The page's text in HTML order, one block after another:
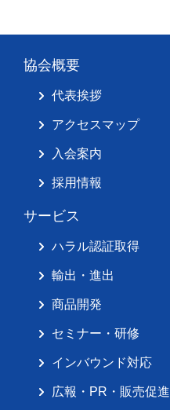
協会概要
代表挨拶
アクセスマップ
入会案内
採用情報
サービス
ハラル認証取得
輸出・進出
商品開発
セミナー・研修
インバウンド対応
広報・PR・販売促進